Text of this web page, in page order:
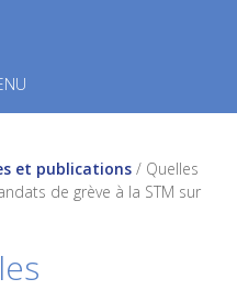
et publications / Quelles
de grève à la STM sur